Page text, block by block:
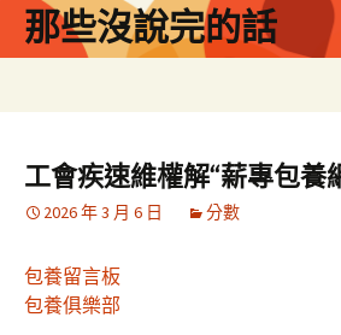
那些沒說完的話
工會疾速維權解“薪專包養
2026 年 3 月 6 日 分數
包養留言板
包養俱樂部